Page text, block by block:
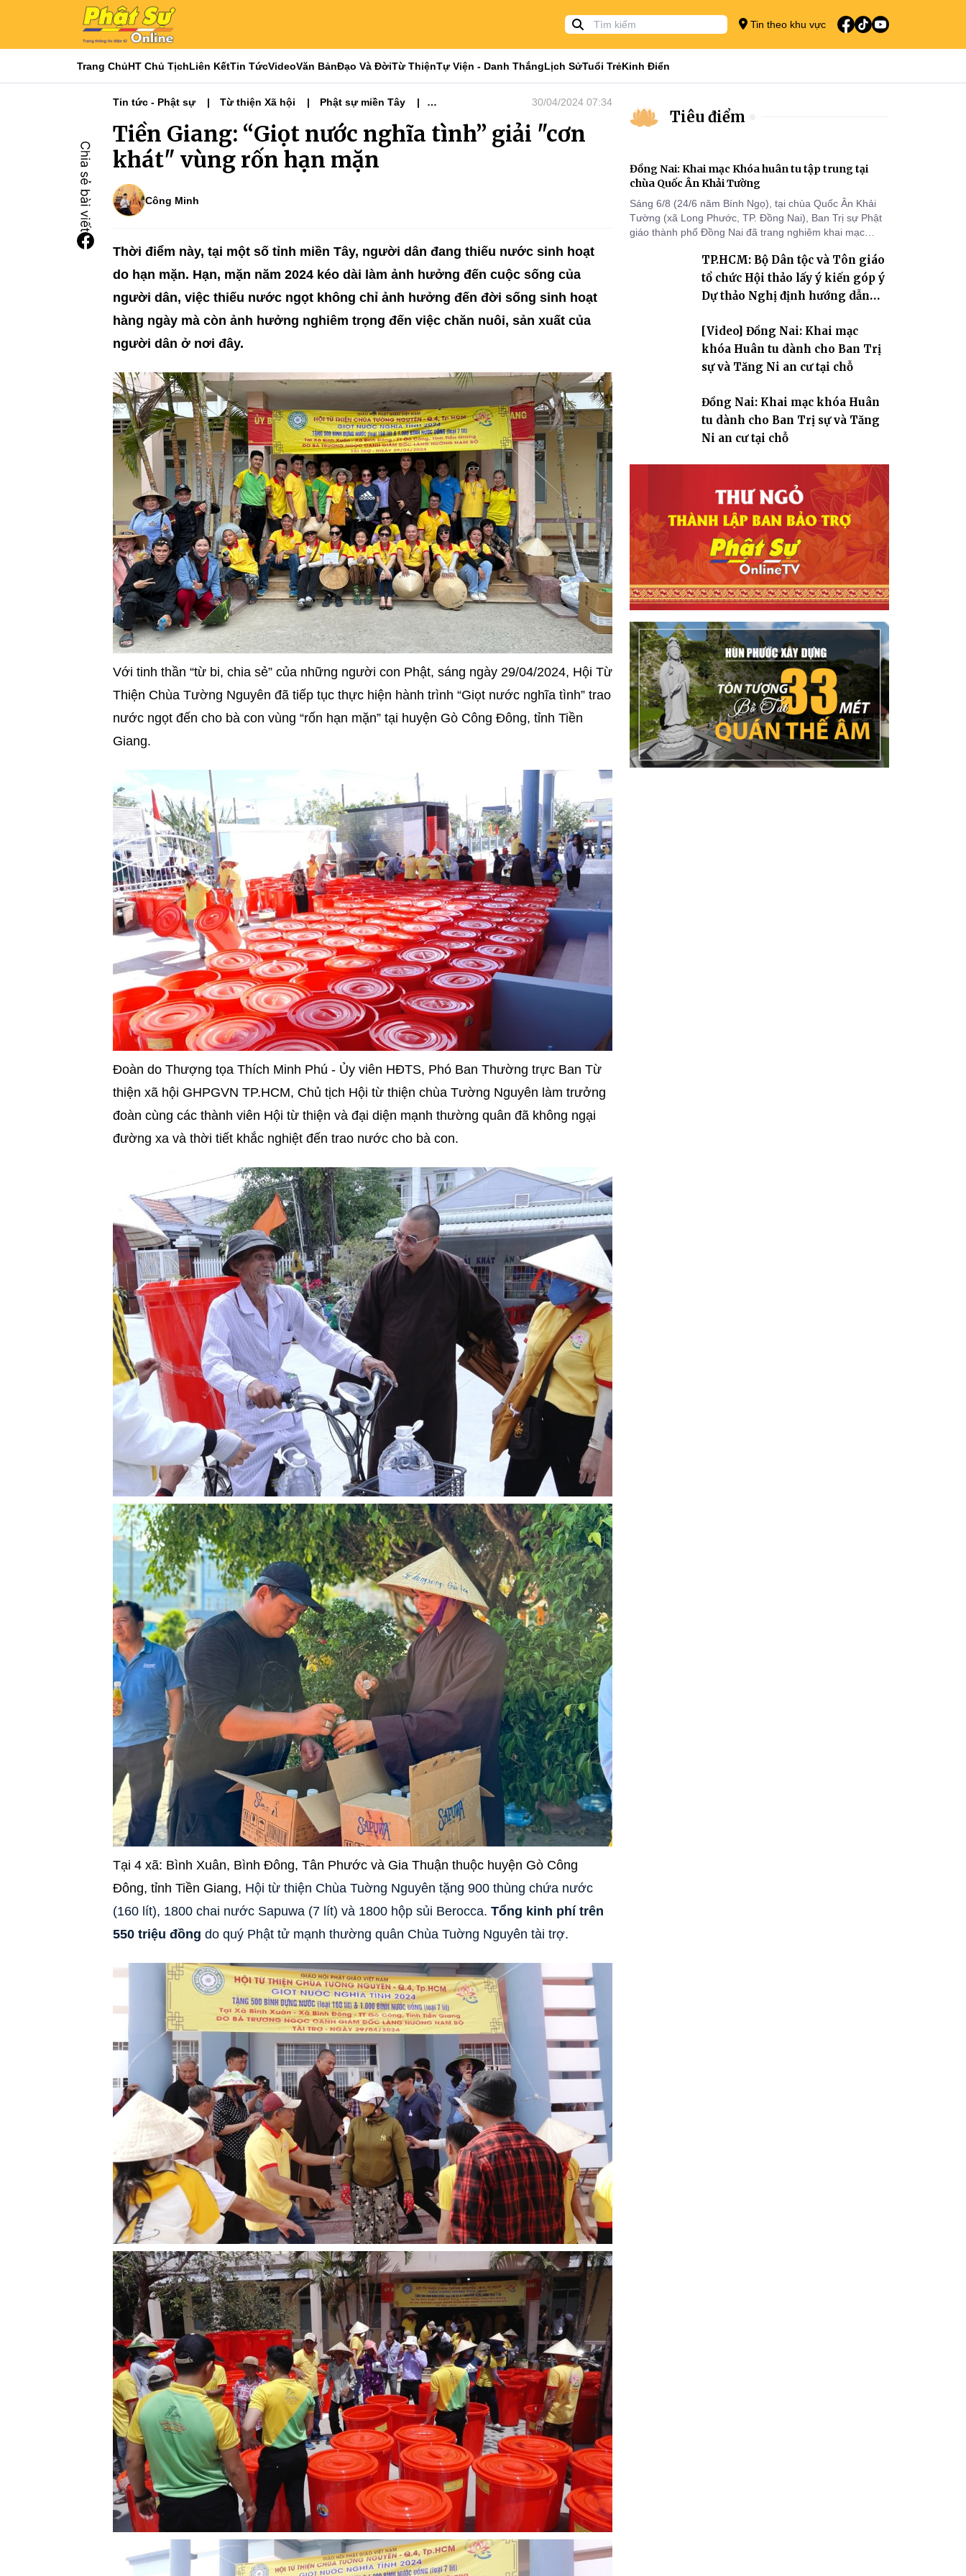
Tin theo khu vực
Trang ChủHT Chủ TịchLiên KếtTin TứcVideoVăn BảnĐạo Và ĐờiTừ ThiệnTự Viện - Danh ThắngLịch SửTuổi TrẻKinh Điển
Tin tức - Phật sự Từ thiện Xã hội
Phật sự miền Tây
30/04/2024 07:34
Tiền Giang: “Giọt nước nghĩa tình” giải "cơn
khát" vùng rốn hạn mặn
Công Minh
Thời điểm này, tại một số tỉnh miền Tây, người dân đang thiếu nước sinh hoạt
do hạn mặn. Hạn, mặn năm 2024 kéo dài làm ảnh hưởng đến cuộc sống của
người dân, việc thiếu nước ngọt không chỉ ảnh hưởng đến đời sống sinh hoạt
hàng ngày mà còn ảnh hưởng nghiêm trọng đến việc chăn nuôi, sản xuất của
người dân ở nơi đây.
Với tinh thần “từ bi, chia sẻ” của những người con Phật, sáng ngày 29/04/2024, Hội Từ
Thiện Chùa Tường Nguyên đã tiếp tục thực hiện hành trình “Giọt nước nghĩa tình” trao
nước ngọt đến cho bà con vùng “rốn hạn mặn” tại huyện Gò Công Đông, tỉnh Tiền
Giang.
Đoàn do Thượng tọa Thích Minh Phú - Ủy viên HĐTS, Phó Ban Thường trực Ban Từ
thiện xã hội GHPGVN TP.HCM, Chủ tịch Hội từ thiện chùa Tường Nguyên làm trưởng
đoàn cùng các thành viên Hội từ thiện và đại diện mạnh thường quân đã không ngại
đường xa và thời tiết khắc nghiệt đến trao nước cho bà con.
Tại 4 xã: Bình Xuân, Bình Đông, Tân Phước và Gia Thuận thuộc huyện Gò Công
Đông, tỉnh Tiền Giang, Hội từ thiện Chùa Tuờng Nguyên tặng 900 thùng chứa nước
(160 lít), 1800 chai nước Sapuwa (7 lít) và 1800 hộp sủi Berocca. Tổng kinh phí trên
550 triệu đồng do quý Phật tử mạnh thường quân Chùa Tuờng Nguyên tài trợ.
Tiêu điểm
Đồng Nai: Khai mạc Khóa huân tu tập trung tại
chùa Quốc Ân Khải Tường
Sáng 6/8 (24/6 năm Bính Ngọ), tại chùa Quốc Ân Khải
Tường (xã Long Phước, TP. Đồng Nai), Ban Trị sự Phật
giáo thành phố Đồng Nai đã trang nghiêm khai mạc
2570 dành cho chư Tăng hành giả an cư tại chỗ khu vực
VII, VIII và trường hạ chùa Quốc Ân Khải Tường.
TP.HCM: Bộ Dân tộc và Tôn giáo
tổ chức Hội thảo lấy ý kiến góp ý
Dự thảo Nghị định hướng dẫn
giáo
[Video] Đồng Nai: Khai mạc
khóa Huân tu dành cho Ban Trị
sự và Tăng Ni an cư tại chỗ
Đồng Nai: Khai mạc khóa Huân
tu dành cho Ban Trị sự và Tăng
Ni an cư tại chỗ